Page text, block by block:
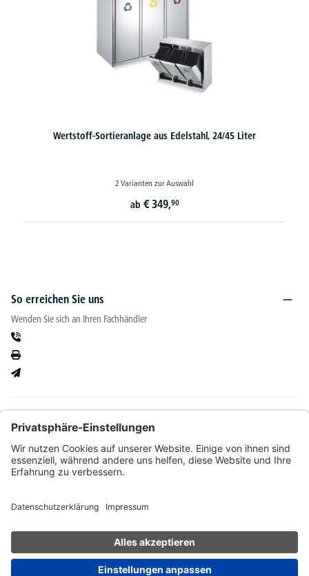
Wertstoff-Sortieranlage aus Edelstahl, 24/45 Liter
2 Varianten zur Auswahl
ab € 349,90
So erreichen Sie uns
Wenden Sie sich an Ihren Fachhändler
Kataloge & mehr
Betriebseinrichtung. Wir behalten uns nach Bonitätsprüfung sowie bei Neukunden die
Wahl der Zahlungsabwicklung vor. Natürlich setzen wir uns mit Ihnen in Verbindung,
* Alle Preise exkl. gesetzl. Mehrwertsteuer zzgl.Versandkostenund ggf.